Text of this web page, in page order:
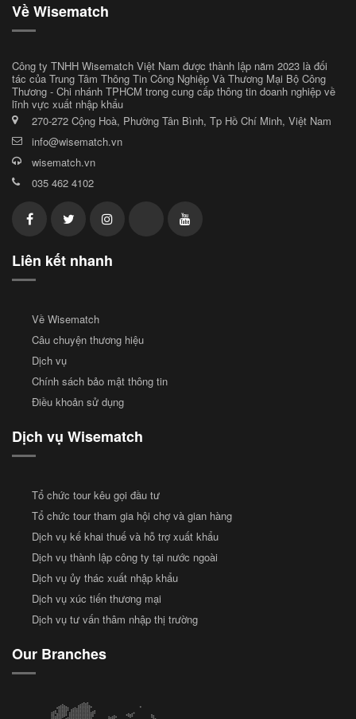
Về Wisematch
Công ty TNHH Wisematch Việt Nam được thành lập năm 2023 là đối
tác của Trung Tâm Thông Tin Công Nghiệp Và Thương Mại Bộ Công
Thương - Chi nhánh TPHCM trong cung cấp thông tin doanh nghiệp về
lĩnh vực xuất nhập khẩu
270-272 Cộng Hoà, Phường Tân Bình, Tp Hồ Chí Minh, Việt Nam
info@wisematch.vn
wisematch.vn
035 462 4102
Liên kết nhanh
Về Wisematch
Câu chuyện thương hiệu
Dịch vụ
Chính sách bảo mật thông tin
Điều khoản sử dụng
Dịch vụ Wisematch
Tổ chức tour kêu gọi đầu tư
Tổ chức tour tham gia hội chợ và gian hàng
Dịch vụ kế khai thuế và hỗ trợ xuất khẩu
Dịch vụ thành lập công ty tại nước ngoài
Dịch vụ ủy thác xuất nhập khẩu
Dịch vụ xúc tiến thương mại
Dịch vụ tư vấn thâm nhập thị trường
Our Branches